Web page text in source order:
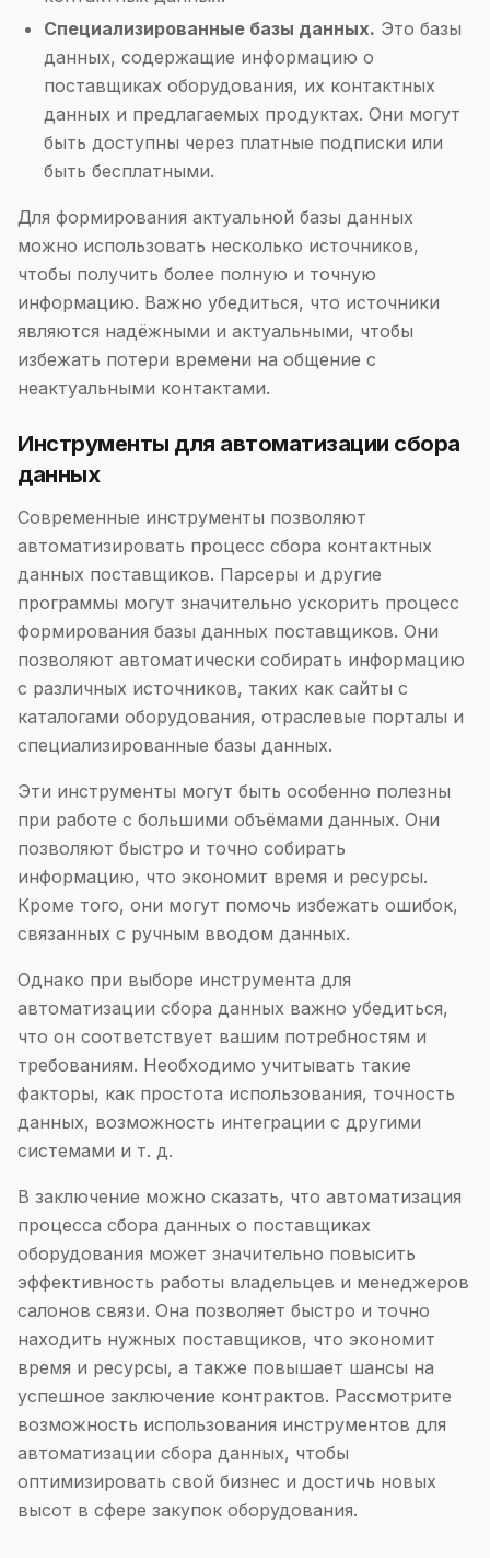
Специализированные базы данных. Это базы
данных, содержащие информацию о
поставщиках оборудования, их контактных
данных и предлагаемых продуктах. Они могут
быть доступны через платные подписки или
быть бесплатными.
Для формирования актуальной базы данных
можно использовать несколько источников,
чтобы получить более полную и точную
информацию. Важно убедиться, что источники
являются надёжными и актуальными, чтобы
избежать потери времени на общение с
неактуальными контактами.
Инструменты для автоматизации сбора
данных
Современные инструменты позволяют
автоматизировать процесс сбора контактных
данных поставщиков. Парсеры и другие
программы могут значительно ускорить процесс
формирования базы данных поставщиков. Они
позволяют автоматически собирать информацию
с различных источников, таких как сайты с
каталогами оборудования, отраслевые порталы и
специализированные базы данных.
Эти инструменты могут быть особенно полезны
при работе с большими объёмами данных. Они
позволяют быстро и точно собирать
информацию, что экономит время и ресурсы.
Кроме того, они могут помочь избежать ошибок,
связанных с ручным вводом данных.
Однако при выборе инструмента для
автоматизации сбора данных важно убедиться,
что он соответствует вашим потребностям и
требованиям. Необходимо учитывать такие
факторы, как простота использования, точность
данных, возможность интеграции с другими
системами и т. д.
В заключение можно сказать, что автоматизация
процесса сбора данных о поставщиках
оборудования может значительно повысить
эффективность работы владельцев и менеджеров
салонов связи. Она позволяет быстро и точно
находить нужных поставщиков, что экономит
время и ресурсы, а также повышает шансы на
успешное заключение контрактов. Рассмотрите
возможность использования инструментов для
автоматизации сбора данных, чтобы
оптимизировать свой бизнес и достичь новых
высот в сфере закупок оборудования.